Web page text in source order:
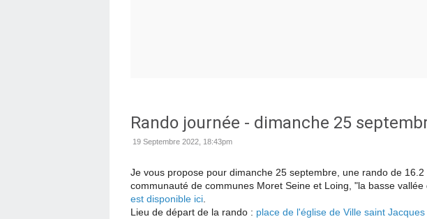
Rando journée - dimanche 25
19 Septembre 2022, 18:43pm
Je vous propose pour dimanche 25 septembre, une rando de 16.2
communauté de communes Moret Seine et Loing, "la basse vallée
est disponible ici
Lieu de départ de la rando : place de l'église de Ville saint Jacques